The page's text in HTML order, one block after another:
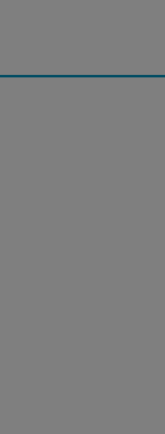
kohteessa: